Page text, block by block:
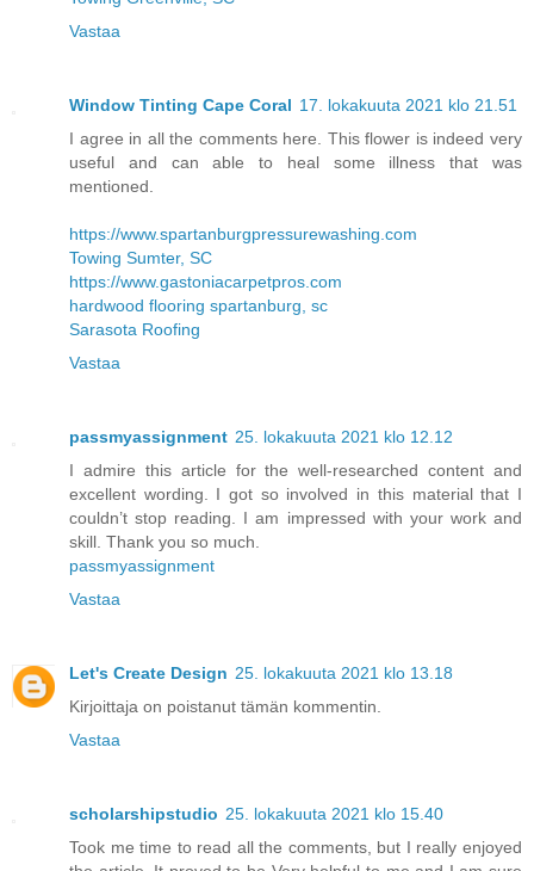
Vastaa
Window Tinting Cape Coral 17. lokakuuta 2021 klo 21.51
I agree in all the comments here. This flower is indeed very
useful and can able to heal some illness that was
mentioned.
https://www.spartanburgpressurewashing.com
Towing Sumter, SC
https://www.gastoniacarpetpros.com
hardwood flooring spartanburg, sc
Sarasota Roofing
Vastaa
passmyassignment 25. lokakuuta 2021 klo 12.12
I admire this article for the well-researched content and
excellent wording. I got so involved in this material that I
couldn’t stop reading. I am impressed with your work and
skill. Thank you so much.
passmyassignment
Vastaa
Let's Create Design 25. lokakuuta 2021 klo 13.18
Kirjoittaja on poistanut tämän kommentin.
Vastaa
scholarshipstudio 25. lokakuuta 2021 klo 15.40
Took me time to read all the comments, but I really enjoyed